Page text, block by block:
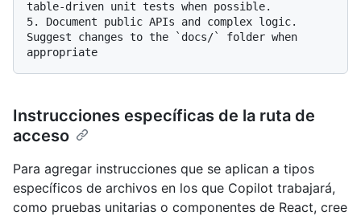
5.
Document public APIs and complex logic.
Suggest changes to the
`docs/`
folder when
Instrucciones específicas de la ruta de
acceso
Para agregar instrucciones que se aplican a tipos
específicos de archivos en los que Copilot trabajará,
como pruebas unitarias o componentes de React, cree